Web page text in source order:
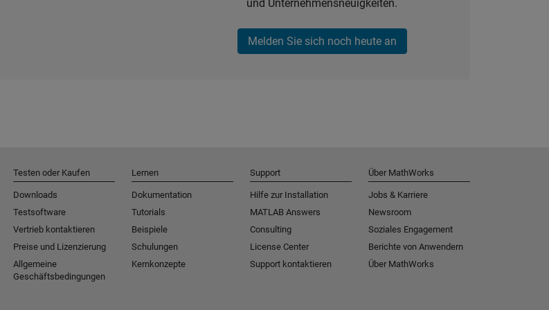
und Unternehmensneuigkeiten.
Melden Sie sich noch heute an
Testen oder Kaufen
Downloads
Testsoftware
Vertrieb kontaktieren
Preise und Lizenzierung
Allgemeine
Geschäftsbedingungen
Lernen
Dokumentation
Tutorials
Beispiele
Schulungen
Kernkonzepte
Support
Hilfe zur Installation
MATLAB Answers
Consulting
License Center
Support kontaktieren
Über MathWorks
Jobs & Karriere
Newsroom
Soziales Engagement
Berichte von Anwendern
Über MathWorks